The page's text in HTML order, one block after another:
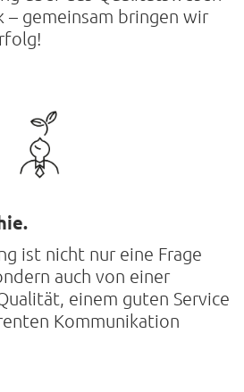
– gemeinsam bringen wir
ist nicht nur eine Frage
auch von einer
einem guten Service
Kommunikation